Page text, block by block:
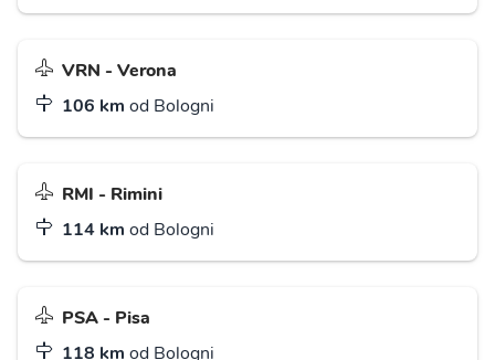
VRN - Verona
106 km od Bologni
RMI - Rimini
114 km od Bologni
PSA - Pisa
118 km od Bologni